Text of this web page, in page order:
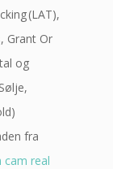
(LAT),
Grant Or
og
fra
cam real